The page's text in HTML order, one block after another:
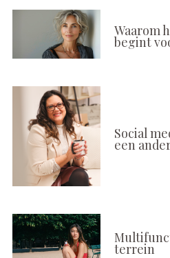
Waarom
begint
Social
een
terrein